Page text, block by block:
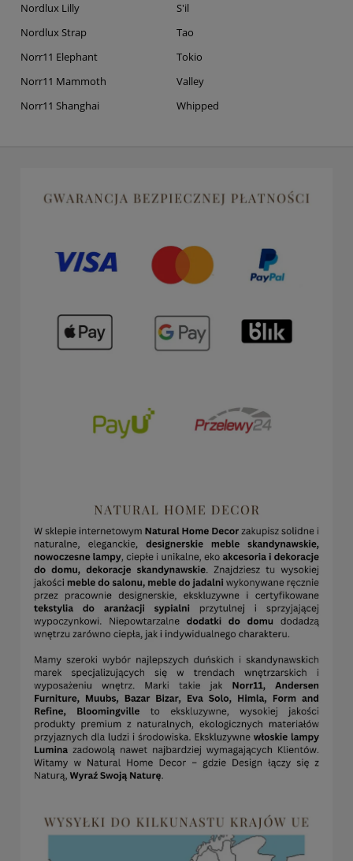
Nordlux Lilly
Nordlux Strap
Norr11 Elephant
Norr11 Mammoth
Norr11 Shanghai
S'il
Tao
Tokio
Valley
Whipped